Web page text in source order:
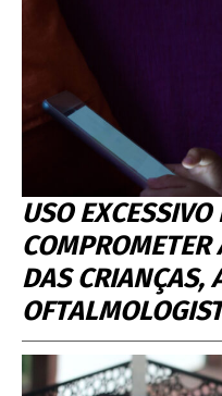
USO
COMPROMETER
DAS CRIANÇAS,